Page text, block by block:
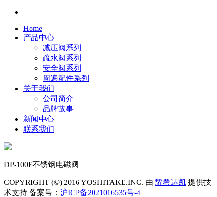
Home
产品中心
减压阀系列
疏水阀系列
安全阀系列
周遍配件系列
关于我们
公司简介
品牌故事
新闻中心
联系我们
DP-100F不锈钢电磁阀
COPYRIGHT (©) 2016 YOSHITAKE.INC. 由 耀希达凯 提供技
术支持 备案号： 沪ICP备2021016535号-4